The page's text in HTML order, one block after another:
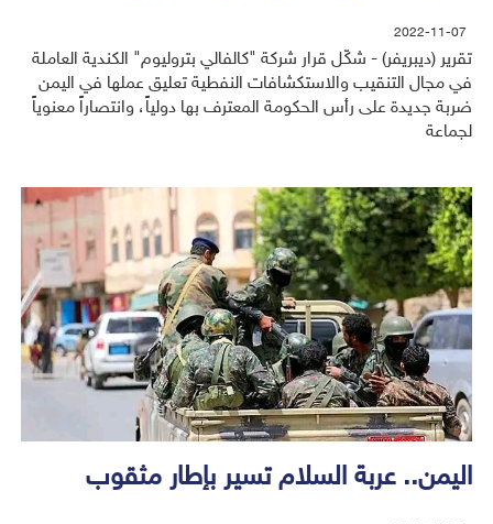
2022-11-07
تقرير (ديبريفر) - شكّل قرار شركة "كالفالي بتروليوم" الكندية العاملة
في مجال التنقيب والاستكشافات النفطية تعليق عملها في اليمن
ضربة جديدة على رأس الحكومة المعترف بها دولياً، وانتصاراً معنوياً
لجماعة
اليمن.. عربة السلام تسير بإطار مثقوب